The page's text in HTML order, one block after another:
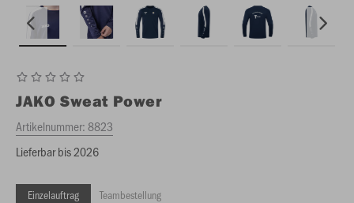
JAKO Sweat Power
Artikelnummer:8823
Lieferbar bis 2026
Einzelauftrag Teambestellung